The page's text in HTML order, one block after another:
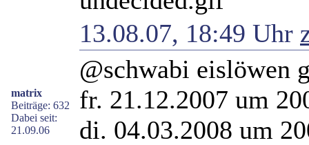
matrix
Beiträge: 632
Dabei seit:
21.09.06
13.08.07, 18:49 Uhr
@schwabi eislöwen
fr. 21.12.2007 um
di. 04.03.2008 um